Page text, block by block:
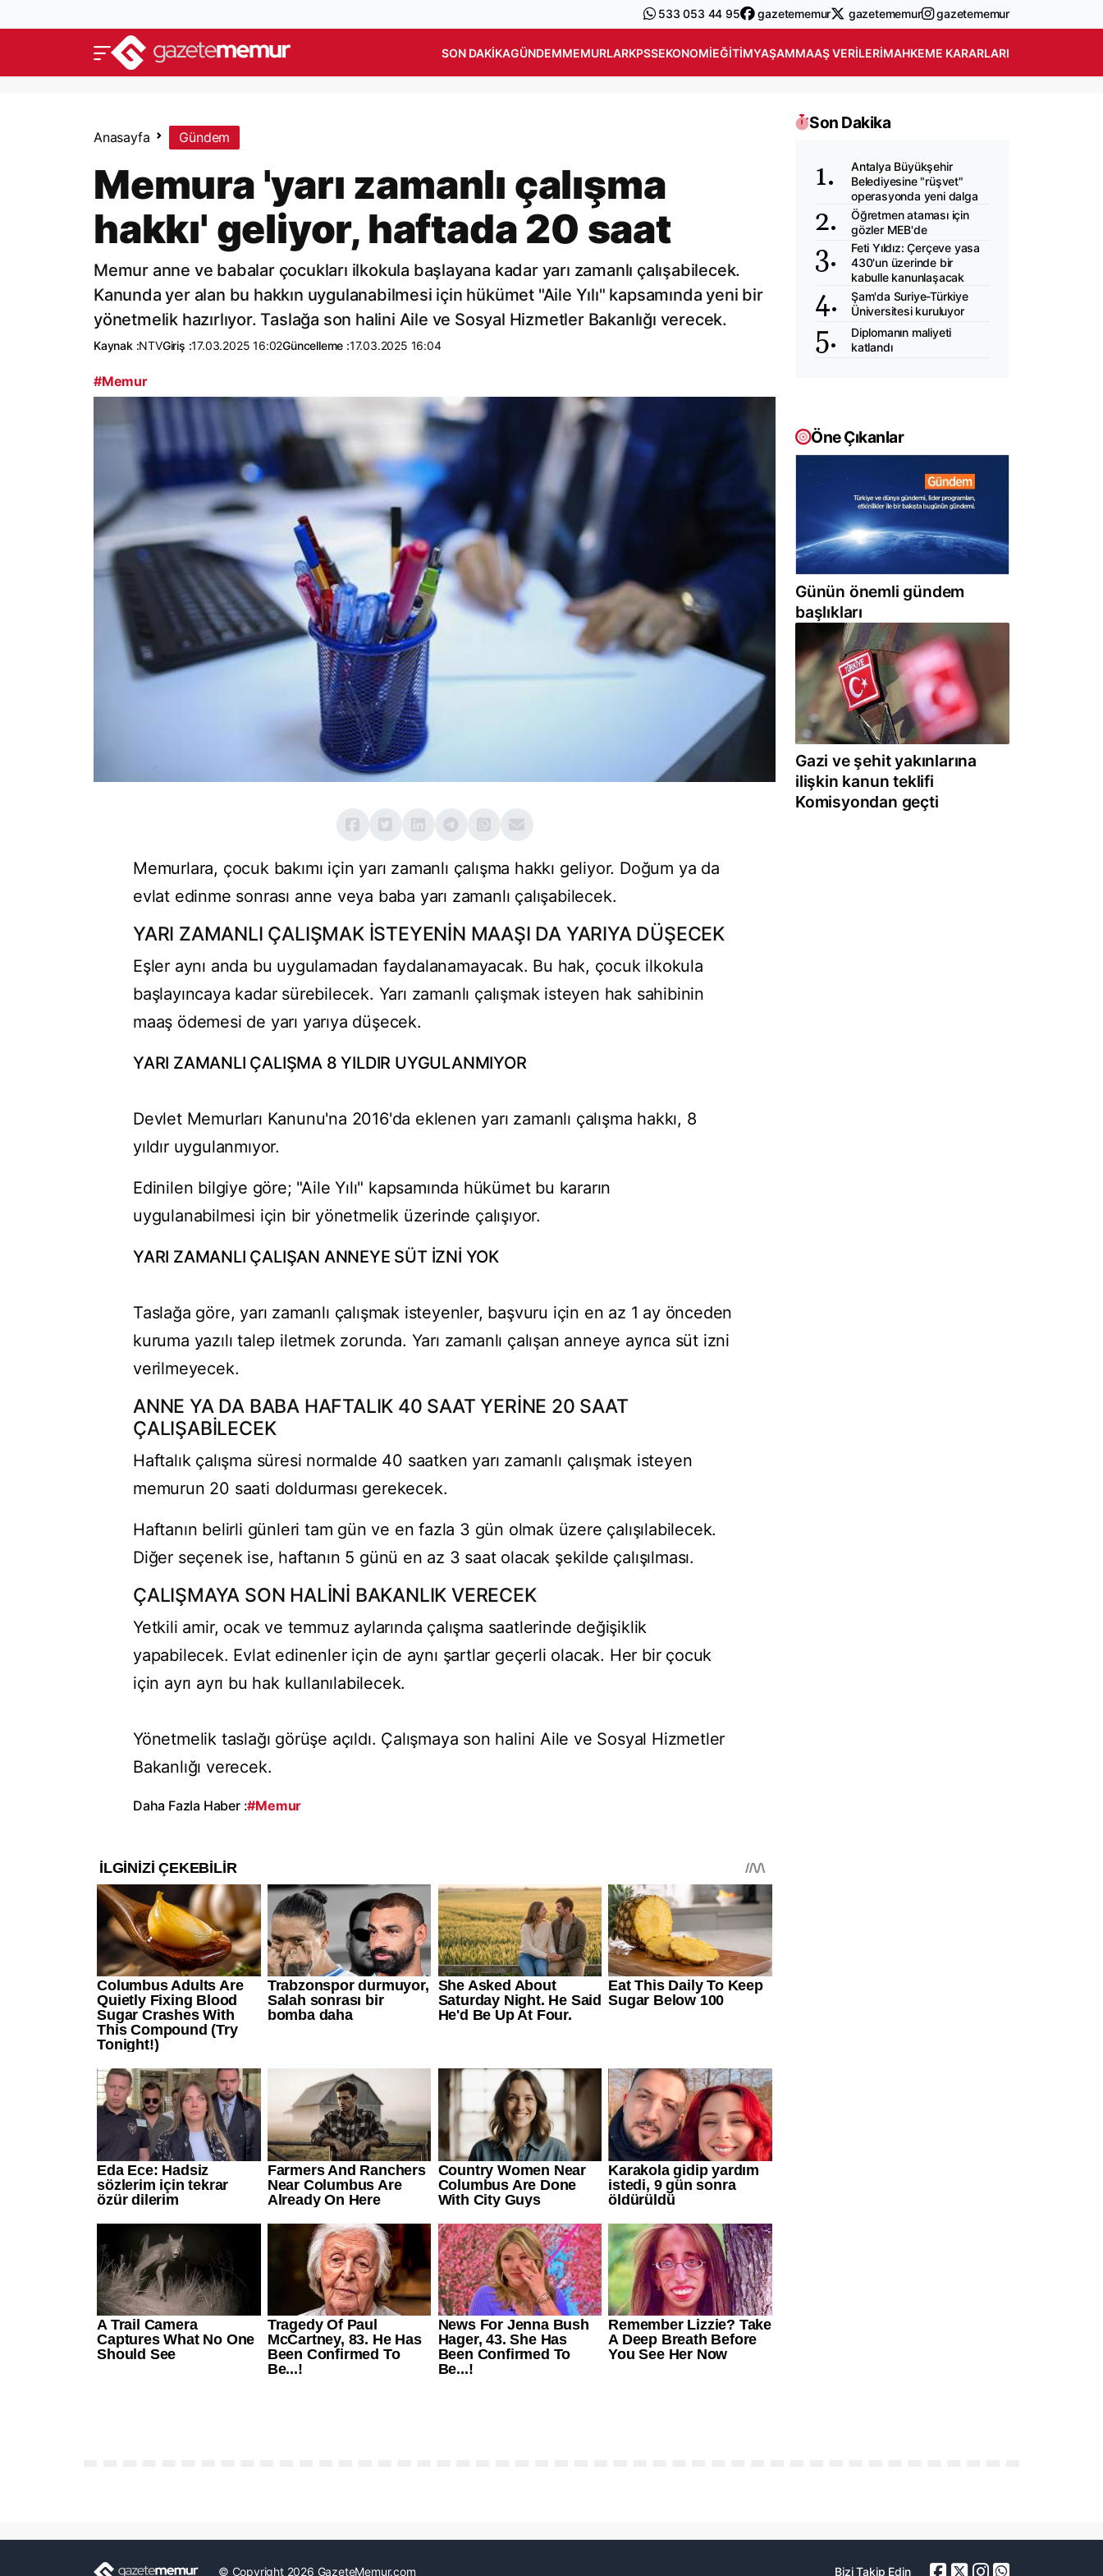
533 053 44 95 gazetememur gazetememur gazetememur
SON DAKIKAGÜNDEMMEMURLARKPSSEKONOMIEĞITIMYAŞAMMAAŞ VERILERIMAHKEME KARARLARI
Anasayfa Gündem
Memura 'yarı zamanlı çalışma
hakkı' geliyor, haftada 20 saat
Memur anne ve babalar çocukları ilkokula başlayana kadar yarı zamanlı çalışabilecek.
Kanunda yer alan bu hakkın uygulanabilmesi için hükümet "Aile Yılı" kapsamında yeni bir
yönetmelik hazırlıyor. Taslağa son halini Aile ve Sosyal Hizmetler Bakanlığı verecek.
Kaynak :NTVGiriş :17.03.2025 16:02Güncelleme :17.03.2025 16:04
#Memur
Memurlara, çocuk bakımı için yarı zamanlı çalışma hakkı geliyor. Doğum ya da
evlat edinme sonrası anne veya baba yarı zamanlı çalışabilecek.
YARI ZAMANLI ÇALIŞMAK İSTEYENİN MAAŞI DA YARIYA DÜŞECEK
Eşler aynı anda bu uygulamadan faydalanamayacak. Bu hak, çocuk ilkokula
başlayıncaya kadar sürebilecek. Yarı zamanlı çalışmak isteyen hak sahibinin
maaş ödemesi de yarı yarıya düşecek.
YARI ZAMANLI ÇALIŞMA 8 YILDIR UYGULANMIYOR
Devlet Memurları Kanunu'na 2016'da eklenen yarı zamanlı çalışma hakkı, 8
yıldır uygulanmıyor.
Edinilen bilgiye göre; "Aile Yılı" kapsamında hükümet bu kararın
uygulanabilmesi için bir yönetmelik üzerinde çalışıyor.
YARI ZAMANLI ÇALIŞAN ANNEYE SÜT İZNİ YOK
Taslağa göre, yarı zamanlı çalışmak isteyenler, başvuru için en az 1 ay önceden
kuruma yazılı talep iletmek zorunda. Yarı zamanlı çalışan anneye ayrıca süt izni
verilmeyecek.
ANNE YA DA BABA HAFTALIK 40 SAAT YERİNE 20 SAAT
ÇALIŞABİLECEK
Haftalık çalışma süresi normalde 40 saatken yarı zamanlı çalışmak isteyen
memurun 20 saati doldurması gerekecek.
Haftanın belirli günleri tam gün ve en fazla 3 gün olmak üzere çalışılabilecek.
Diğer seçenek ise, haftanın 5 günü en az 3 saat olacak şekilde çalışılması.
ÇALIŞMAYA SON HALİNİ BAKANLIK VERECEK
Yetkili amir, ocak ve temmuz aylarında çalışma saatlerinde değişiklik
yapabilecek. Evlat edinenler için de aynı şartlar geçerli olacak. Her bir çocuk
için ayrı ayrı bu hak kullanılabilecek.
Yönetmelik taslağı görüşe açıldı. Çalışmaya son halini Aile ve Sosyal Hizmetler
Bakanlığı verecek.
Daha Fazla Haber :#Memur
Son Dakika
Antalya Büyükşehir
Belediyesine "rüşvet"
operasyonda yeni dalga
Öğretmen ataması için
gözler MEB'de
Feti Yıldız: Çerçeve yasa
430'un üzerinde bir
kabulle kanunlaşacak
Şam'da Suriye-Türkiye
Üniversitesi kuruluyor
Diplomanın maliyeti
katlandı
Öne Çıkanlar
Günün önemli gündem
başlıkları
Gazi ve şehit yakınlarına
ilişkin kanun teklifi
Komisyondan geçti
© Copyright 2026 GazeteMemur.com Bizi Takip Edin